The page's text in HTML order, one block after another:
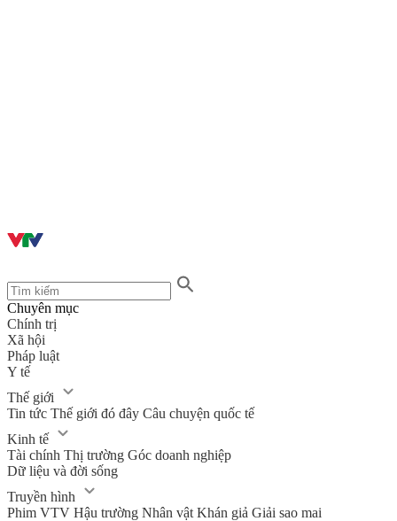
Chuyên mục
Chính trị
Xã hội
Pháp luật
Y tế
Thế giới
Tin tức Thế giới đó đây Câu chuyện quốc tế
Kinh tế
Tài chính Thị trường Góc doanh nghiệp
Dữ liệu và đời sống
Truyền hình
Phim VTV Hậu trường Nhân vật Khán giả Giải sao mai